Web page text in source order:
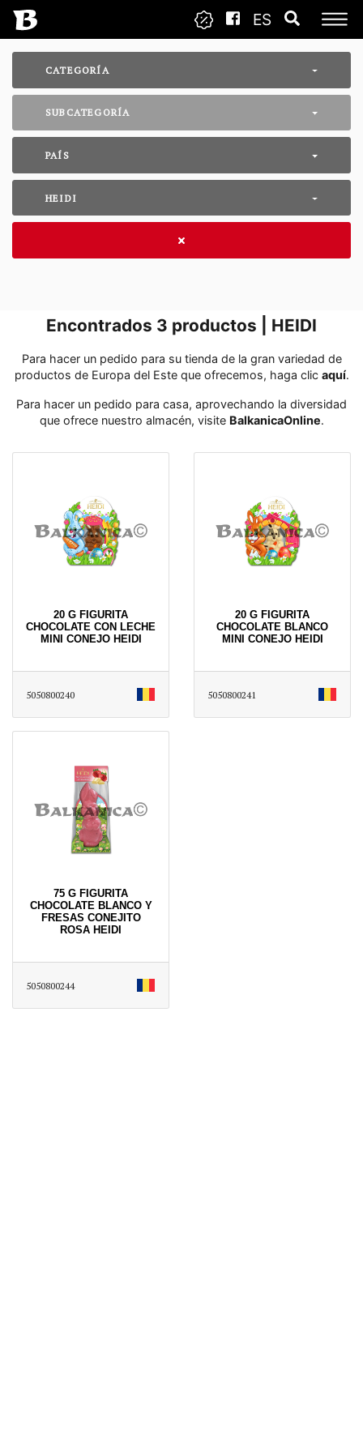
ES
CATEGORÍA
SUBCATEGORÍA
PAÍS
HEIDI
Encontrados 3 productos | HEIDI
Para hacer un pedido para su tienda de la gran variedad de
productos de Europa del Este que ofrecemos, haga clic aquí․
Para hacer un pedido para casa, aprovechando la diversidad
que ofrece nuestro almacén, visite BalkanicaOnline․
20 G FIGURITA
CHOCOLATE CON LECHE
MINI CONEJO HEIDI
5050800240
20 G FIGURITA
CHOCOLATE BLANCO
MINI CONEJO HEIDI
5050800241
75 G FIGURITA
CHOCOLATE BLANCO Y
FRESAS CONEJITO
ROSA HEIDI
5050800244